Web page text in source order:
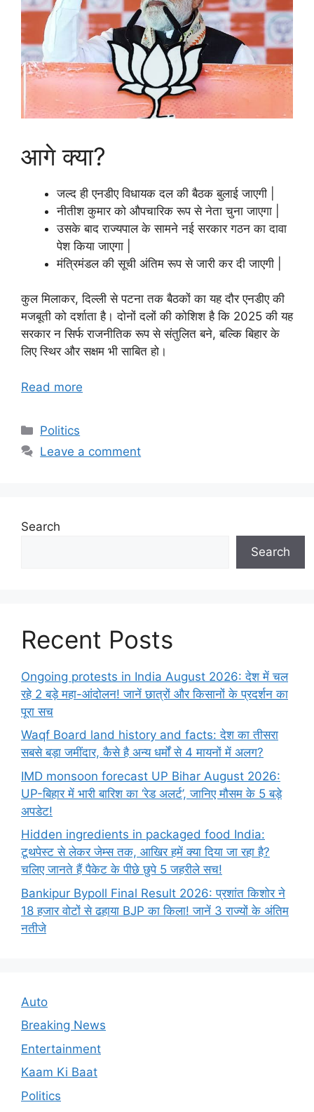
आगे क्या?
जल्द ही एनडीए विधायक दल की बैठक बुलाई जाएगी |
नीतीश कुमार को औपचारिक रूप से नेता चुना जाएगा |
उसके बाद राज्यपाल के सामने नई सरकार गठन का दावा
पेश किया जाएगा |
मंत्रिमंडल की सूची अंतिम रूप से जारी कर दी जाएगी |
कुल मिलाकर, दिल्ली से पटना तक बैठकों का यह दौर एनडीए की
मजबूती को दर्शाता है। दोनों दलों की कोशिश है कि 2025 की यह
सरकार न सिर्फ राजनीतिक रूप से संतुलित बने, बल्कि बिहार के
लिए स्थिर और सक्षम भी साबित हो।
Read more
Categories
Politics
Leave a comment
Search
Search
Recent Posts
Ongoing protests in India August 2026: देश में चल
रहे 2 बड़े महा-आंदोलन! जानें छात्रों और किसानों के प्रदर्शन का
पूरा सच
Waqf Board land history and facts: देश का तीसरा
सबसे बड़ा जमींदार, कैसे है अन्य धर्मों से 4 मायनों में अलग?
IMD monsoon forecast UP Bihar August 2026:
UP-बिहार में भारी बारिश का ‘रेड अलर्ट’, जानिए मौसम के 5 बड़े
अपडेट!
Hidden ingredients in packaged food India:
टूथपेस्ट से लेकर जेम्स तक, आखिर हमें क्या दिया जा रहा है?
चलिए जानते हैं पैकेट के पीछे छुपे 5 जहरीले सच!
Bankipur Bypoll Final Result 2026: प्रशांत किशोर ने
18 हजार वोटों से ढहाया BJP का किला! जानें 3 राज्यों के अंतिम
नतीजे
Auto
Breaking News
Entertainment
Kaam Ki Baat
Politics